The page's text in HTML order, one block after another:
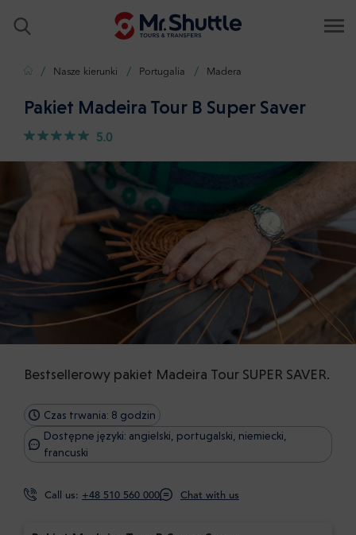
Strona główna
Nasze kierunki Portugalia Madera
Pakiet Madeira Tour B Super Saver
5.0
Bestsellerowy pakiet Madeira Tour SUPER SAVER.
Czas trwania: 8 godzin
Dostępne języki: angielski, portugalski, niemiecki,
francuski
Call us: +48 510 560 000 Chat with us